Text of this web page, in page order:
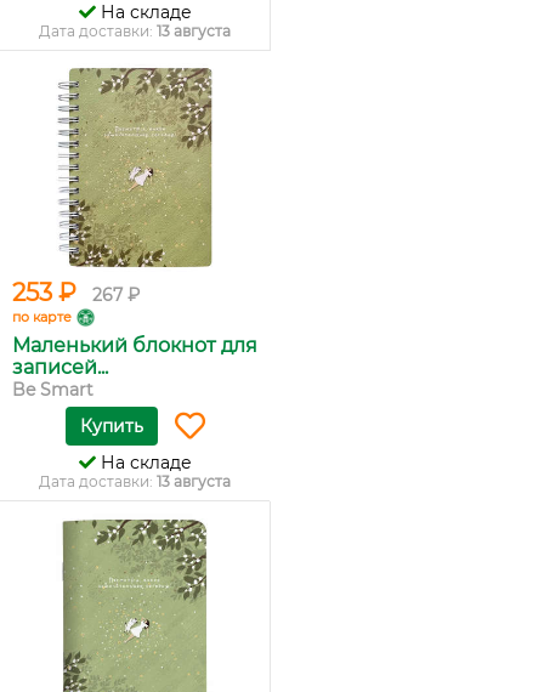
На складе
Дата доставки: 13 августа
253 ₽ 267 ₽
по карте
Маленький блокнот для
записей...
Be Smart
Купить
На складе
Дата доставки: 13 августа